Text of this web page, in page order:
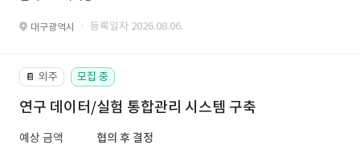
대구광역시 · 등록일자 2026.08.06.
📔 외주 모집 중
연구 데이터/실험 통합관리 시스템 구축
예상 금액
협의 후 결정